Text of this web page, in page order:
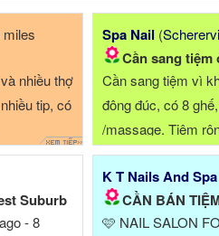
miles
nhiều thợ
tip, có
Spa Nail (
Cần sang tiệm
Cần sang tiệm vì
đông đúc, có 8
/massage. Tiệm
(cam+tax+...
Suburb
- 8
K T Nails And Spa
CẦN BÁN TIỆM NAIL –
🩷 NAIL SALON